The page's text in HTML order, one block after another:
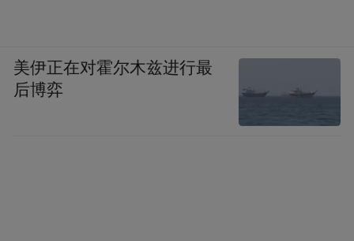
美伊正在对霍尔木兹进行最
后博弈